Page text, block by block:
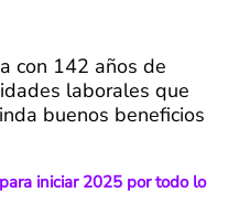
con 142 años de
laborales que
buenos beneficios
iniciar 2025 por todo lo